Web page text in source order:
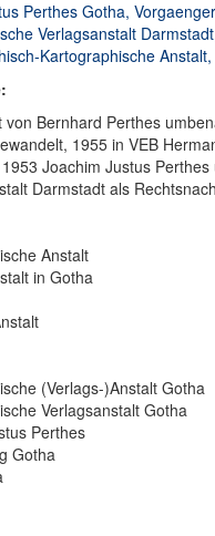
Perthes Gotha,
Verlagsanstalt
Kartographische
Bernhard Perthes
1955 in VEB
Joachim Justus
Darmstadt als
Anstalt
in Gotha
(Verlags-)Anstalt Gotha
Verlagsanstalt Gotha
Perthes
Gotha